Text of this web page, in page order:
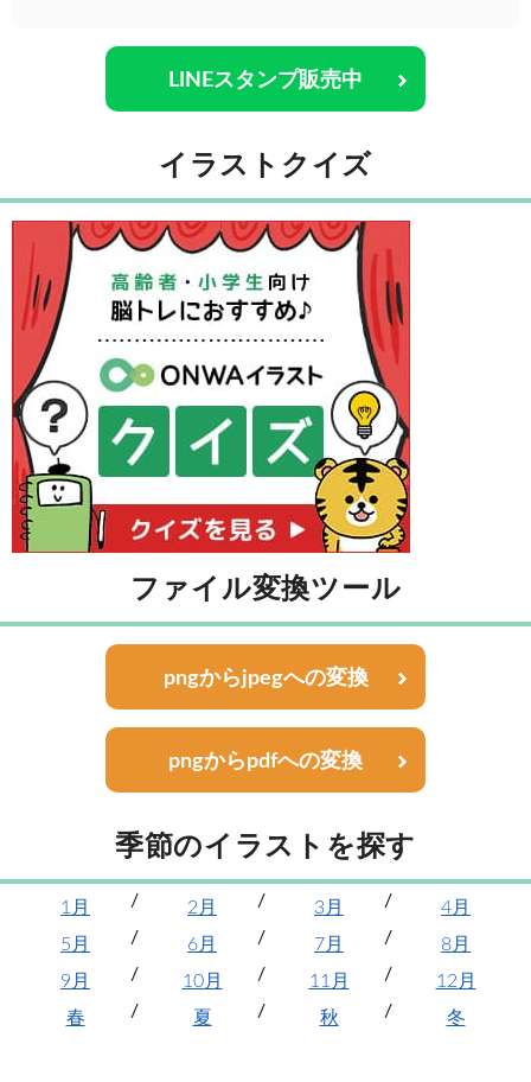
LINEスタンプ販売中
イラストクイズ
ファイル変換ツール
pngからjpegへの変換
pngからpdfへの変換
季節のイラストを探す
1月 2月 3月
4月
5月
6月 7月
8月
9月
10月 11月
12月
春
夏 秋 冬